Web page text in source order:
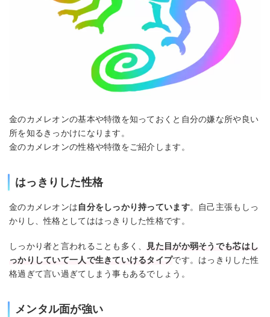
金のカメレオンの基本や特徴を知っておくと自分の嫌な所や良い
所を知るきっかけになります。
金のカメレオンの性格や特徴をご紹介します。
はっきりした性格
金のカメレオンは自分をしっかり持っています。自己主張もしっ
かりし、性格としてははっきりした性格です。
しっかり者と言われることも多く、 見た目がか弱そうでも芯はし
っかりしていて一人で生きていけるタイプです。はっきりした性
格過ぎて言い過ぎてしまう事もあるでしょう。
メンタル面が強い